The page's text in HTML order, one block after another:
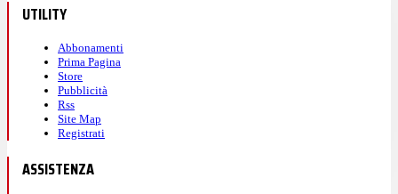
UTILITY
Abbonamenti
Prima Pagina
Store
Pubblicità
Rss
Site Map
Registrati
ASSISTENZA